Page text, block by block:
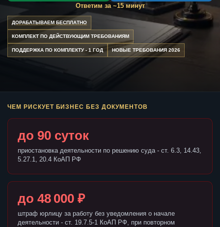
Ответим за ~15 минут
ДОРАБАТЫВАЕМ БЕСПЛАТНО
КОМПЛЕКТ ПО ДЕЙСТВУЮЩИМ ТРЕБОВАНИЯМ
ПОДДЕРЖКА ПО КОМПЛЕКТУ - 1 ГОД НОВЫЕ ТРЕБОВАНИЯ 2026
ЧЕМ РИСКУЕТ БИЗНЕС БЕЗ ДОКУМЕНТОВ
до 90 суток
приостановка деятельности по решению суда - ст. 6.3, 14.43,
5.27.1, 20.4 КоАП РФ
до 48 000 ₽
штраф юрлицу за работу без уведомления о начале
деятельности - ст. 19.7.5-1 КоАП РФ, при повторном